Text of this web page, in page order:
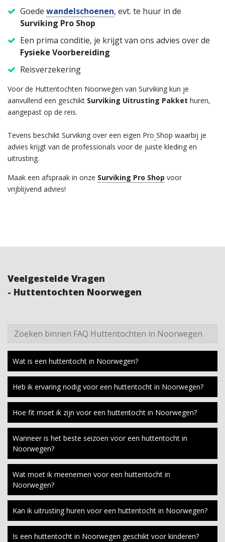
Goede wandelschoenen, evt. te huur in de
Surviking Pro Shop
Een prima conditie, je krijgt van ons advies over de
Fysieke Voorbereiding
Reisverzekering
Voor de Huttentochten Noorwegen van Surviking kun je
aanvullend een geschikt Surviking Uitrusting Pakket huren,
aangepast op de reis.
Tevens beschikt Surviking over een eigen Pro Shop waarbij je
advies krijgt van de professionals voor de juiste kleding en
uitrusting.
Maak een afspraak in onze Surviking Pro Shop voor
vrijblijvend advies!
Veelgestelde Vragen
- Huttentochten Noorwegen
Zoeken binnen FAQ Huttentochten in Noorwegen
Wat is een huttentocht in Noorwegen?
Heb ik ervaring nodig voor een huttentocht in Noorwegen?
Hoe fit moet ik zijn voor een huttentocht in Noorwegen?
Wanneer is het beste seizoen voor een huttentocht in
Noorwegen?
Wat moet ik meenemen voor een huttentocht in
Noorwegen?
Kan ik uitrusting huren voor een huttentocht in Noorwegen?
Is een huttentocht in Noorwegen geschikt voor kinderen?